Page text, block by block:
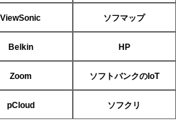
ViewSonic ソフマップ
Belkin HP
Zoom ソフトバンクのIoT
pCloud ソフクリ